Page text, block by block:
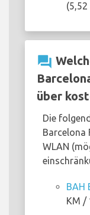
question_answer
über
Die
Barcelona
WLAN
BAH
KM /